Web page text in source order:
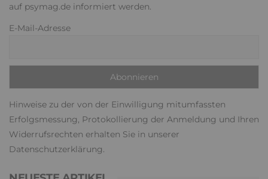
auf psymag.de informiert werden.
E-Mail-Adresse
Hinweise zu der von der Einwilligung mitumfassten
Erfolgsmessung, Protokollierung der Anmeldung und Ihren
Widerrufsrechten erhalten Sie in unserer
Datenschutzerklärung.